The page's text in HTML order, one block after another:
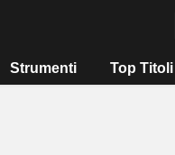
Strumenti Top Titoli